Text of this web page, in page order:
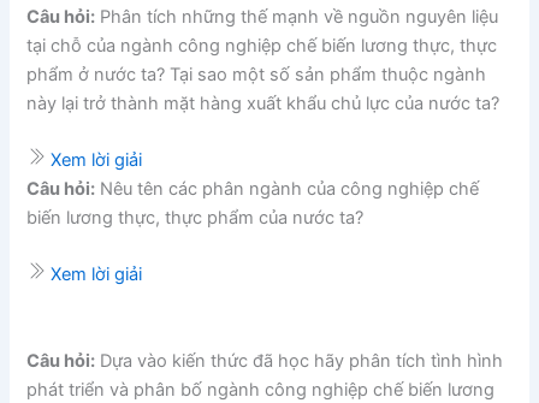
Câu hỏi: Phân tích những thế mạnh về nguồn nguyên liệu
tại chỗ của ngành công nghiệp chế biến lương thực, thực
phẩm ở nước ta? Tại sao một số sản phẩm thuộc ngành
này lại trở thành mặt hàng xuất khẩu chủ lực của nước ta?
Xem lời giải
Câu hỏi: Nêu tên các phân ngành của công nghiệp chế
biến lương thực, thực phẩm của nước ta?
Xem lời giải
Câu hỏi: Dựa vào kiến thức đã học hãy phân tích tình hình
phát triển và phân bố ngành công nghiệp chế biến lương